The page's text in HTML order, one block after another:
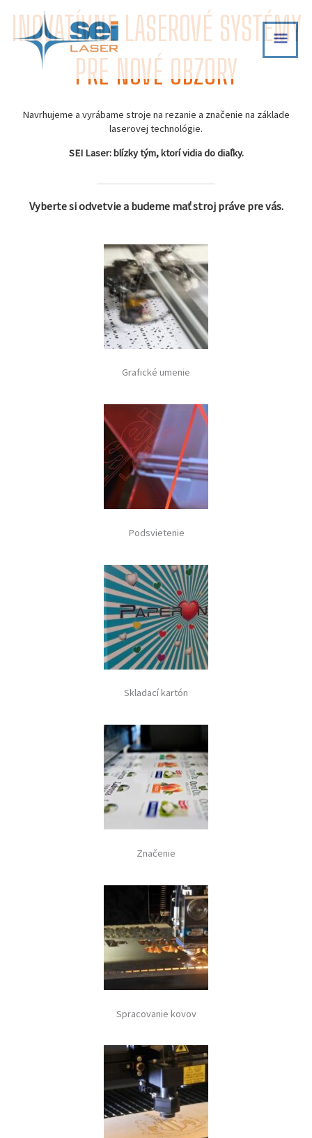
content
INOVATÍVNE LASEROVÉ SYSTÉMY
PRE NOVÉ OBZORY
Navrhujeme a vyrábame stroje na rezanie a značenie na základe
laserovej technológie.
SEI Laser: blízky tým, ktorí vidia do diaľky.
Vyberte si odvetvie a budeme mať stroj práve pre vás.
Grafické umenie
Podsvietenie
Skladací kartón
Značenie
Spracovanie kovov